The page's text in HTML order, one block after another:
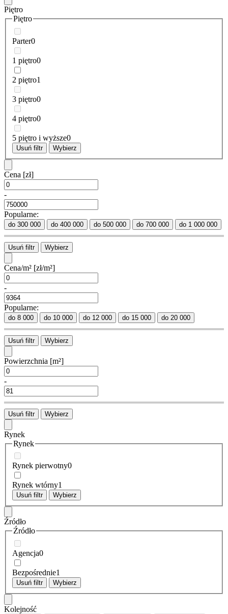
Piętro
Piętro
Parter0
1 piętro0
2 piętro1
3 piętro0
4 piętro0
5 piętro i wyższe0
Usuń filtr Wybierz
Cena [zł]
-
Popularne:
do 300 000 do 400 000 do 500 000 do 700 000 do 1 000 000
Usuń filtr Wybierz
Cena/m² [zł/m²]
-
Popularne:
do 8 000 do 10 000 do 12 000 do 15 000 do 20 000
Usuń filtr Wybierz
Powierzchnia [m²]
-
Usuń filtr Wybierz
Rynek
Rynek
Rynek pierwotny0
Rynek wtórny1
Usuń filtr Wybierz
Źródło
Źródło
Agencja0
Bezpośrednie1
Usuń filtr Wybierz
Kolejność